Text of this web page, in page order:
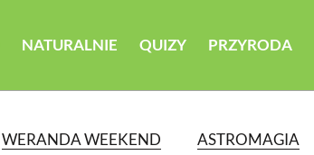
NATURALNIE QUIZY PRZYRODA
WERANDA WEEKEND ASTROMAGIA